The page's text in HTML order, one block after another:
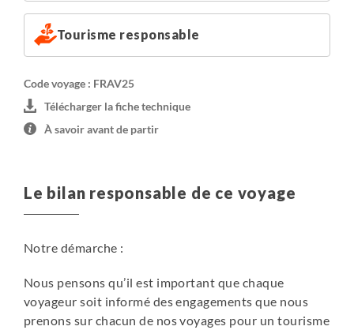
Tourisme responsable
Code voyage : FRAV25
Télécharger la fiche technique
À savoir avant de partir
Le bilan responsable de ce voyage
Notre démarche :
Nous pensons qu’il est important que chaque
voyageur soit informé des engagements que nous
prenons sur chacun de nos voyages pour un tourisme